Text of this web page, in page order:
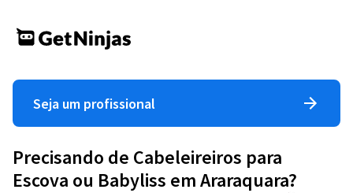
Seja um profissional
Precisando de Cabeleireiros para
Escova ou Babyliss em Araraquara?